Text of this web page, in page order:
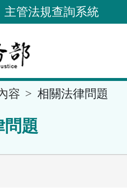
主管法規查詢系統
容 相關法律問題
問題